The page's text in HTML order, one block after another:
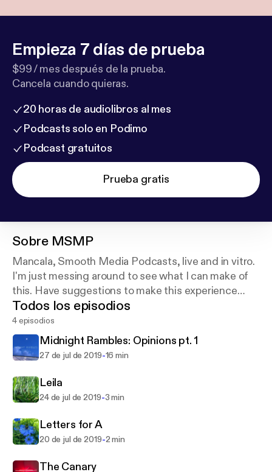
Empieza 7 días de prueba
$99 / mes después de la prueba.
Cancela cuando quieras.
20 horas de audiolibros al mes
Podcasts solo en Podimo
Podcast gratuitos
Prueba gratis
Sobre MSMP
Mancala, Smooth Media Podcasts, live and in vitro.
I'm just messing around to see what I can make of
this. Have suggestions to make this experience
better? Tweet me @MancalaSM
Todos los episodios
4 episodios
Midnight Rambles: Opinions pt. 1
27 de jul de 2019-16 min
Leila
24 de jul de 2019-3 min
Letters for A
20 de jul de 2019-2 min
The Canary